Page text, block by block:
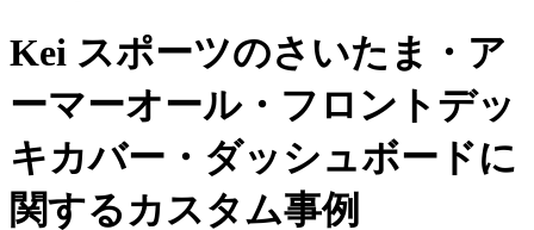
Kei スポーツのさいたま・ア
ーマーオール・フロントデッ
キカバー・ダッシュボードに
関するカスタム事例